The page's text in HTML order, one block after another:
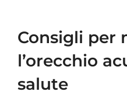
Consigli per
l’orecchio
salute